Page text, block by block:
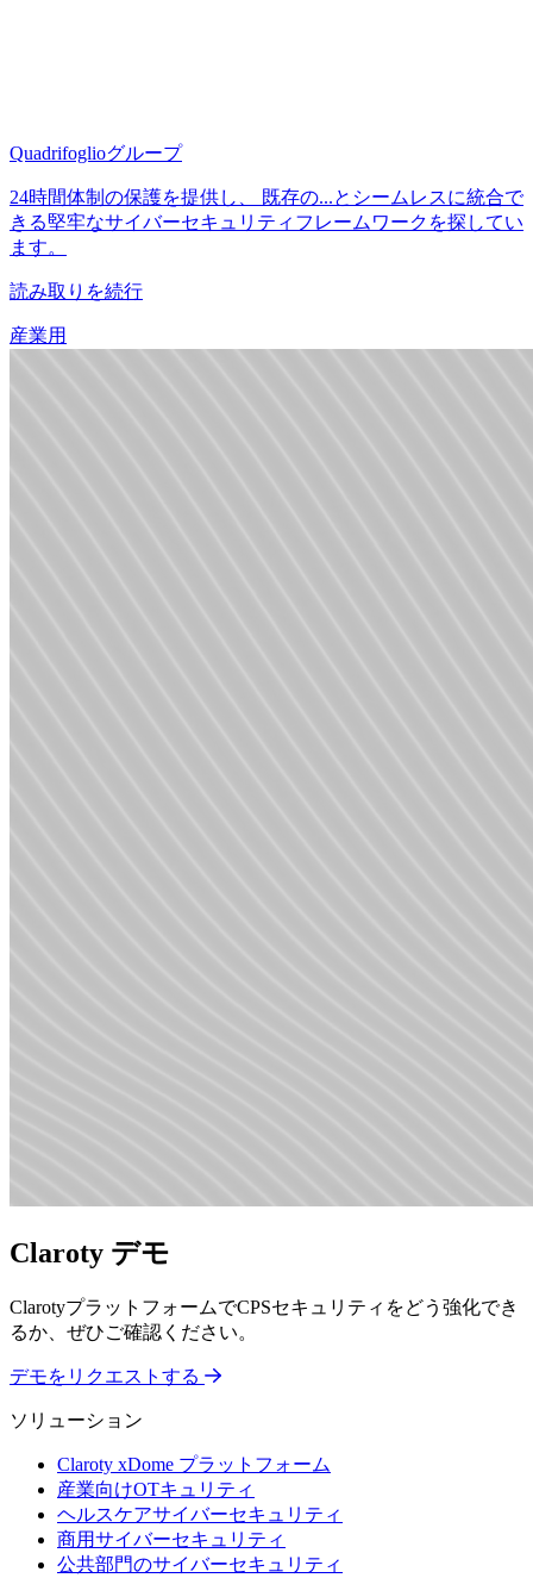
Quadrifoglioグループ
24時間体制の保護を提供し、 既存の...とシームレスに統合で
きる堅牢なサイバーセキュリティフレームワークを探してい
ます。
読み取りを続行
産業用
Claroty デモ
ClarotyプラットフォームでCPSセキュリティをどう強化でき
るか、ぜひご確認ください。
デモをリクエストする
ソリューション
Claroty xDome プラットフォーム
産業向けOTキュリティ
ヘルスケアサイバーセキュリティ
商用サイバーセキュリティ
公共部門のサイバーセキュリティ